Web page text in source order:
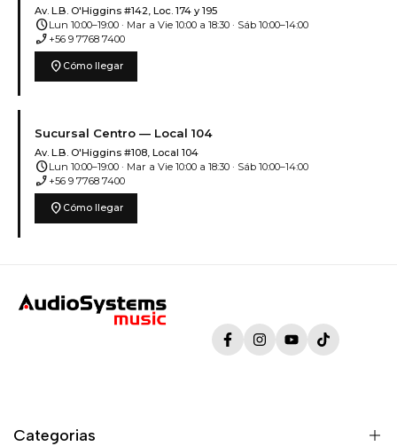
Av. L.B. O'Higgins #142, Loc. 174 y 195
scheduleLun 10:00–19:00 · Mar a Vie 10:00 a 18:30 · Sáb 10:00–14:00
phone_enabled +56 9 7768 7400
location_on Cómo llegar
Sucursal Centro — Local 104
Av. L.B. O'Higgins #108, Local 104
scheduleLun 10:00–19:00 · Mar a Vie 10:00 a 18:30 · Sáb 10:00–14:00
phone_enabled +56 9 7768 7400
location_on Cómo llegar
FacebookInstagramYouTubeTikTok
Categorias